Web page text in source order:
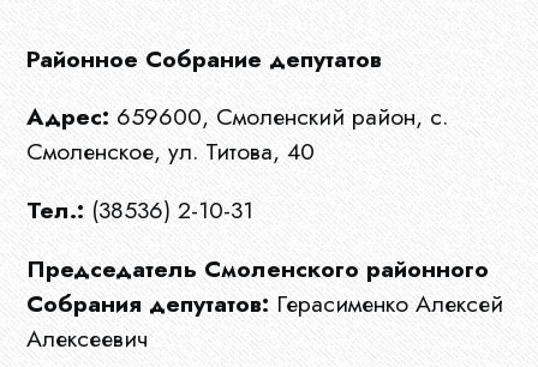
Главная
Районное Собрание депутатов
Адрес:659600, Смоленский район, с.
Смоленское, ул. Титова, 40
Тел.:(38536) 2-10-31
Председатель Смоленского районного
Собрания депутатов:Герасименко Алексей
Алексеевич